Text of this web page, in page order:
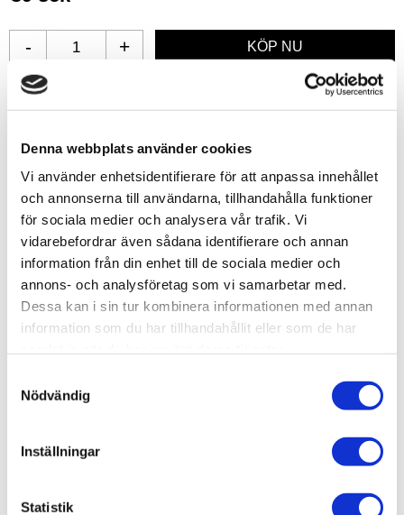
Denna webbplats använder cookies
Vi använder enhetsidentifierare för att anpassa innehållet
och annonserna till användarna, tillhandahålla funktioner
för sociala medier och analysera vår trafik. Vi
vidarebefordrar även sådana identifierare och annan
information från din enhet till de sociala medier och
annons- och analysföretag som vi samarbetar med.
Dessa kan i sin tur kombinera informationen med annan
information som du har tillhandahållit eller som de har
Nödvändig
Inställningar
Statistik
+
-
Lagerstatus
Leveranstid
skickas från oss inom 0-1 vardagar
Allmänt
Vallejo Model Air – Matt akrylfärg för airbrush (18 ml)
är en vattenbaserad färgserie särskilt utvecklad för
airbrushmålning av modeller. Serien erbjuder ett brett
utbud av historiskt korrekta militärkulörer från första och
Optimerad för airbrush